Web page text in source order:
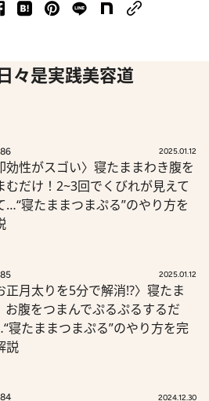
々是実践美容道
2025.01.12
効性がスゴい〉寝たままわき腹を
むだけ！2~3回でくびれが見えて
…“寝たままつまぷる”のやり方を
2025.01.12
正月太りを5分で解消!?〉寝たま
お腹をつまんでぷるぷるするだ
寝たままつまぷる”のやり方を完
説
2024.12.30